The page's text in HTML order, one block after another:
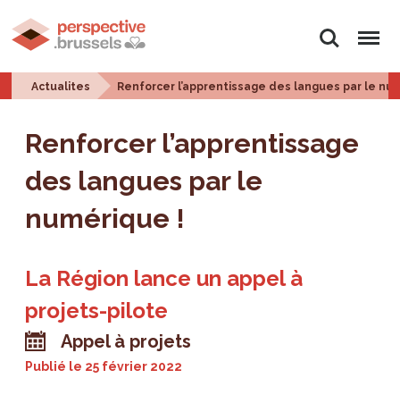
Rechercher
Menu
Actualites Renforcer l’apprentissage des langues par le
Renforcer l’apprentissage
des langues par le
numérique !
La Région lance un appel à
projets-pilote
Appel à projets
Publié le 25 février 2022